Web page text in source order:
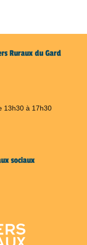
Ruraux du Gard
13h30 à 17h30
sociaux